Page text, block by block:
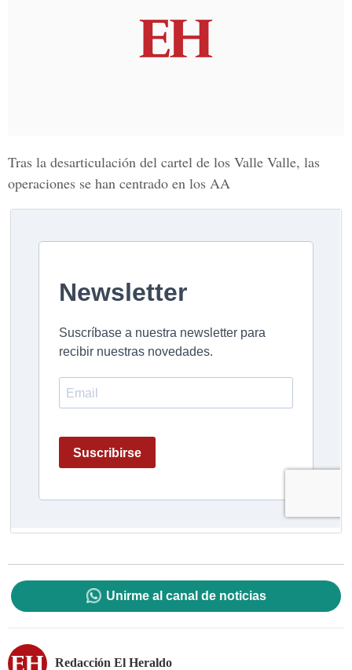
Tras la desarticulación del cartel de los Valle Valle, las
operaciones se han centrado en los AA
Unirme al canal de noticias
Redacción El Heraldo